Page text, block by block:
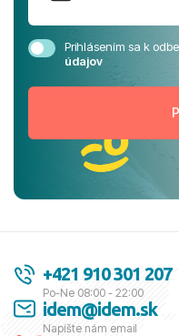
Prihlásením sa k
údajov
+421 910 301 207
Po-Ne 08:00 - 22:00
idem@idem.sk
Napíšte nám email